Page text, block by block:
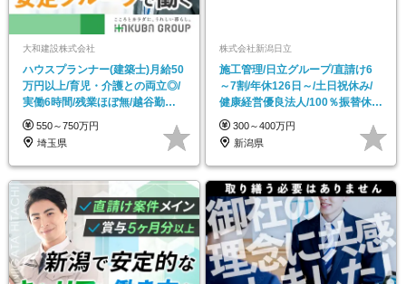
大和建設株式会社
ハウスプランナー(建築士)月給50
万円以上/育児・介護との両立◎/
実働6時間/残業ほぼ無/越谷勤務/
週休2日制
550～750万円
埼玉県
株式会社新潟日立
施工管理/日立グループ/直請け6
～7割/年休126日～/土日祝休み/
健康経営優良法人/100％振替休日
を取得可
300～400万円
新潟県